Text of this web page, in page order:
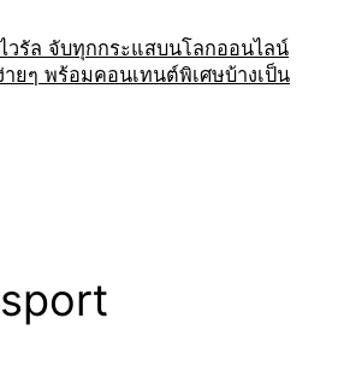
วรัล จับทุกกระแสบนโลกออนไลน์
ยๆ พร้อมคอนเทนต์พิเศษบ้างเป็น